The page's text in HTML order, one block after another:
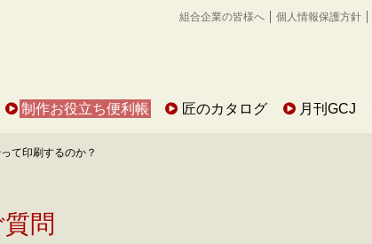
組合企業の皆様へ 個人情報保護方針
制作お役立ち便利帳 匠のカタログ 月刊GCJ
て印刷するのか？
問